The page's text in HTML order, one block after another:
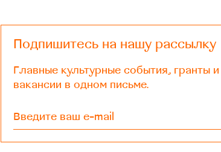
Подпишитесь на нашу рассылку
Главные культурные события, гранты и
вакансии в одном письме.